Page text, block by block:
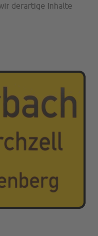
derartige Inhalte